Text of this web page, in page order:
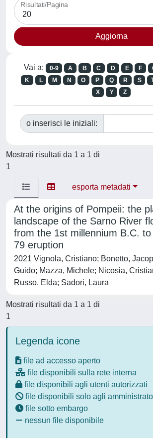
Risultati/Pagina
Vai a: 0-9 A B C D E F
K
L M N O P Q R S
X
Y Z
o inserisci le iniziali:
Mostrati risultati da 1 a 1 di
1
esporta metadati
At the origins of Pompeii: the
landscape of the Sarno River
from the 1st millennium B.C. to
79 eruption
2021 Vignola, Cristiano; Bonetto,
Guido; Mazza, Michele; Nicosia,
Russo, Elda; Sadori, Laura
Mostrati risultati da 1 a 1 di
1
Legenda icone
file ad accesso aperto
file disponibili sulla rete interna
file disponibili agli utenti autorizzati
file disponibili solo agli
file sotto embargo
nessun file disponibile